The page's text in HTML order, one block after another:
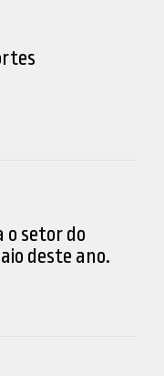
o setor do
deste ano.